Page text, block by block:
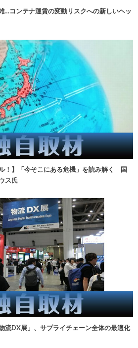
…コンテナ運賃の変動リスクへの新しいヘッ
！】「今そこにある危機」を読み解く 国
ス氏
流DX展」、サプライチェーン全体の最適化